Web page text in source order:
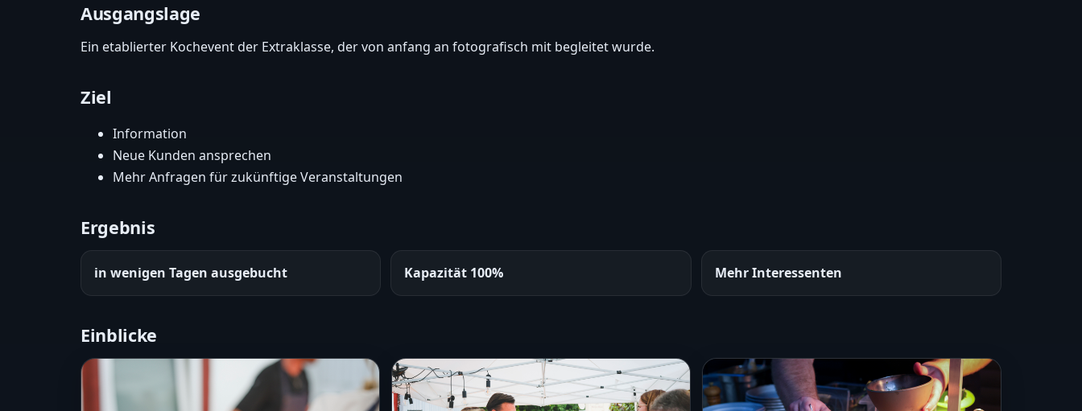
Ausgangslage
Ein etablierter Kochevent der Extraklasse, der von anfang an fotografisch mit begleitet wurde.
Ziel
Information
Neue Kunden ansprechen
Mehr Anfragen für zukünftige Veranstaltungen
Ergebnis
in wenigen Tagen ausgebucht Kapazität 100% MehrInteressenten
Einblicke